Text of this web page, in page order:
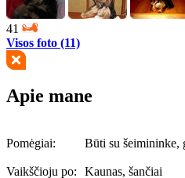
41
Visos foto (11)
Apie mane
Pomėgiai: Būti su šeimininke,
Vaikščioju po:
Kaunas, šančiai